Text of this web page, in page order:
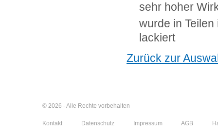
sehr hoher
wurde in
lackiert
Zurück zur
© 2026 - Alle Rechte vorbehalten
Kontakt Datenschutz Impressum AGB